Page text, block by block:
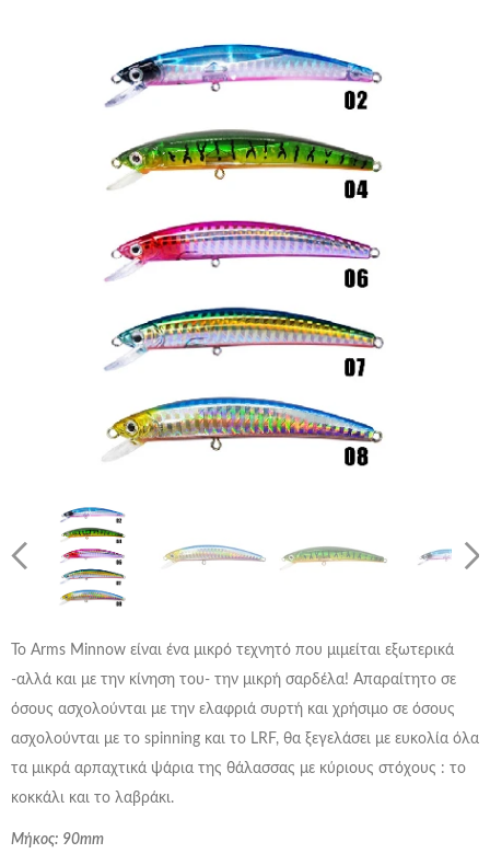
To Arms Minnow είναι ένα μικρό τεχνητό που μιμείται εξωτερικά
-αλλά και με την κίνηση του- την μικρή σαρδέλα! Απαραίτητο σε
όσους ασχολούνται με την ελαφριά συρτή και χρήσιμο σε όσους
ασχολούνται με το spinning και το LRF, θα ξεγελάσει με ευκολία όλα
τα μικρά αρπαχτικά ψάρια της θάλασσας με κύριους στόχους : το
κοκκάλι και το λαβράκι.
Μήκος: 90mm